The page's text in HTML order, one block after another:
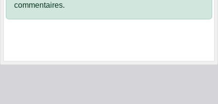
commentaires.